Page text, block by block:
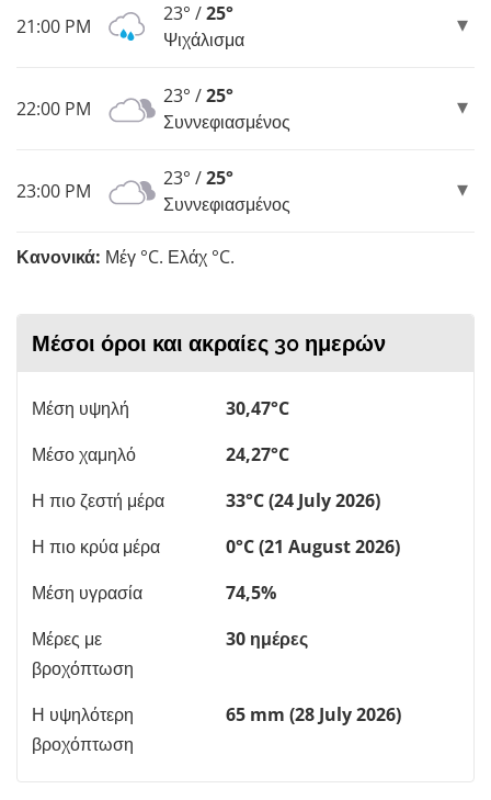
21:00 PM
23° /25°
Ψιχάλισμα
22:00 PM
23° /25°
Συννεφιασμένος
23:00 PM
23° /25°
Συννεφιασμένος
Κανονικά: Μέγ °C. Ελάχ °C.
Μέσοι όροι και ακραίες 30 ημερών
Μέση υψηλή
30,47°C
Μέσο χαμηλό
24,27°C
Η πιο ζεστή μέρα
33°C (24 July 2026)
Η πιο κρύα μέρα
0°C (21 August 2026)
Μέση υγρασία
74,5%
Μέρες με
βροχόπτωση
30 ημέρες
Η υψηλότερη
βροχόπτωση
65 mm (28 July 2026)